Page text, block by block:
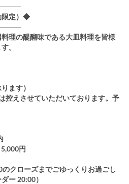
限定）◆
理の醍醐味である大皿料理を皆様
。
ます）
控えさせていただいております。予
円
クローズまでごゆっくりお過ごし
ー 20:00）